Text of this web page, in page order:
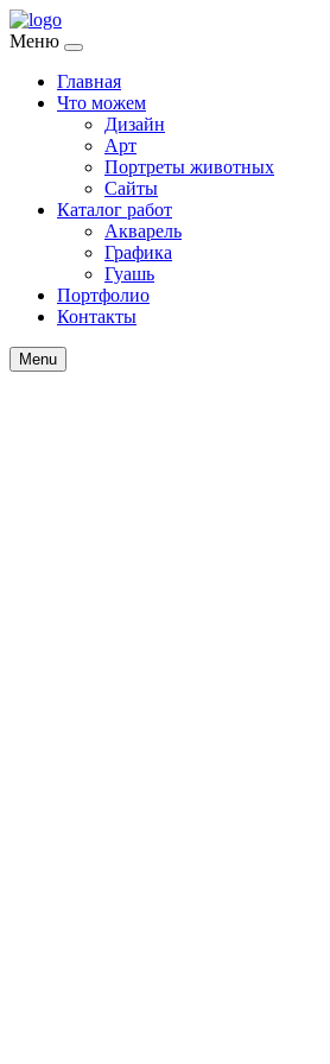
Меню
Главная
Что можем
Дизайн
Арт
Портреты животных
Сайты
Каталог работ
Акварель
Графика
Гуашь
Портфолио
Контакты
Menu